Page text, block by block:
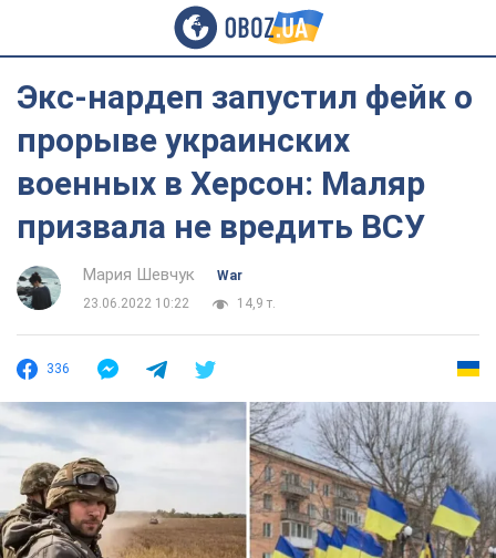
Экс-нардеп запустил фейк о
прорыве украинских
военных в Херсон: Маляр
призвала не вредить ВСУ
Мария Шевчук
War
23.06.2022 10:22
14,9 т.
336